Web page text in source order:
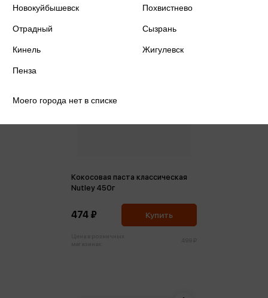
Кокосовая паста классическая
Nutley 450г
474 ₽ Купить
Новокуйбышевск Похвистнево
Отрадный Сызрань
Кинель Жигулевск
Пенза
Моего города нет в списке